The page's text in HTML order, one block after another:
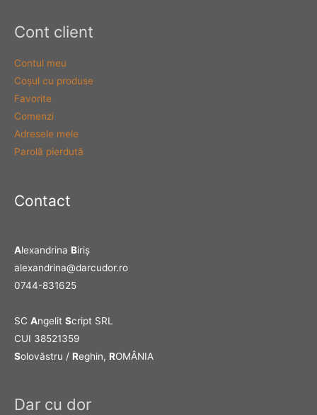
Cont client
Contul meu
Coşul cu produse
Favorite
Comenzi
Adresele mele
Parolă pierdută
Contact
Alexandrina Biriş
alexandrina@darcudor.ro
0744-831625
SC Angelit Script SRL
CUI 38521359
Solovăstru / Reghin, ROMÂNIA
Dar cu dor